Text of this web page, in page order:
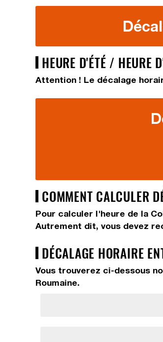
HEURE D'ÉTÉ / HEURE
Attention ! Le décalage
COMMENT CALCULER
Pour calculer l'heure de la
Autrement dit, vous devez
DÉCALAGE HORAIRE
Vous trouverez ci-dessous
Roumaine.